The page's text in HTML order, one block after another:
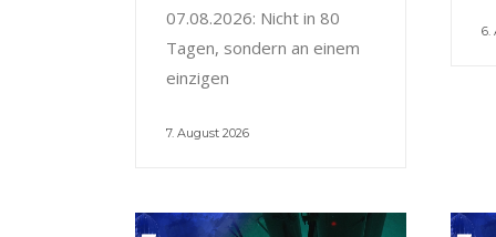
07.08.2026: Nicht in 80
Tagen, sondern an einem
einzigen
7. August 2026
6.